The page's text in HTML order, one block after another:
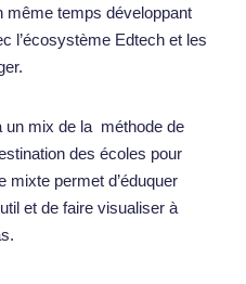
même temps développant
l’écosystème Edtech et les
mix de la  méthode de
des écoles pour
mixte permet d’éduquer
et de faire visualiser à